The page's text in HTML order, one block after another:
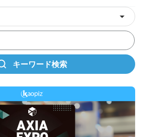
キーワード検索